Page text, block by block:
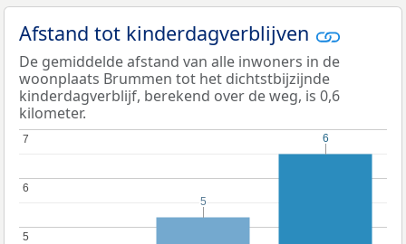
Afstand tot kinderdagverblijven
De gemiddelde afstand van alle inwoners in de
woonplaats Brummen tot het dichtstbijzijnde
kinderdagverblijf, berekend over de weg, is 0,6
kilometer.
5
5
6
6
7
7
5
5
6
6